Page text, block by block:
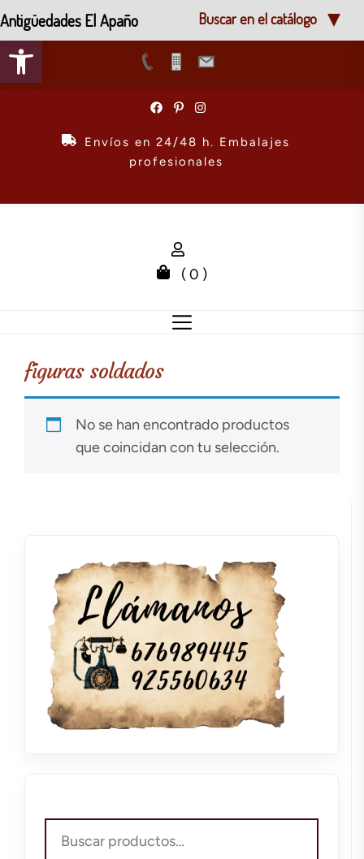
Abrir barra de herramientas
Envíos en 24/48 h. Embalajes
profesionales
( 0 )
figuras soldados
No se han encontrado productos
que coincidan con tu selección.
por:
Antigüedades El Apaño Buscar en el catálogo